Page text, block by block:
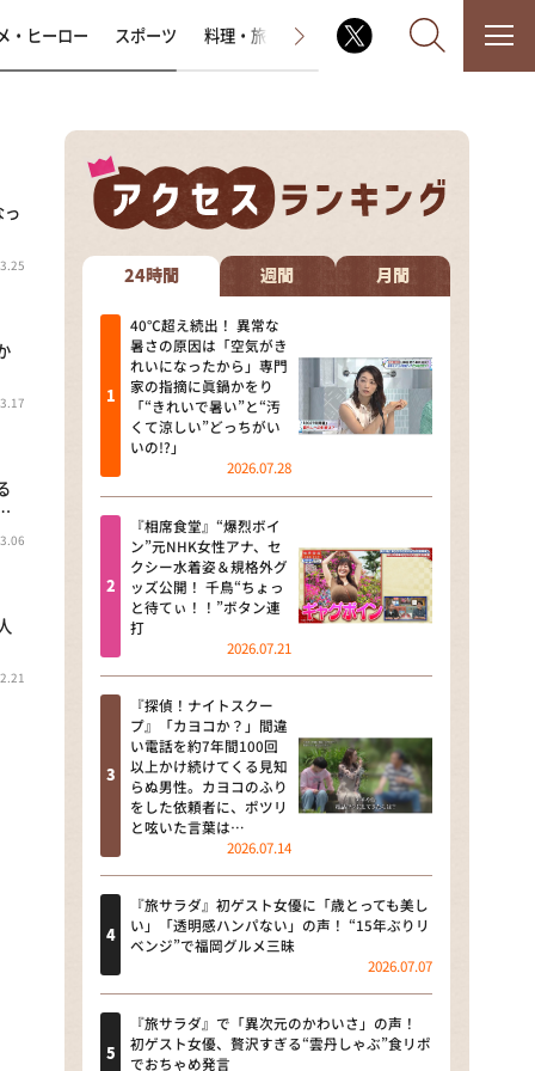
なるみ・岡村の過ぎるTV
相席食堂
これ余談なんですけど・・・
～人生密着トークバラエティ！
～ やすとものいたって真剣です
探偵！ナイトスクープ
news おかえり
河合＆A.B.C-Z塚田×福井アナ
「なんでやねん！？」（news お
かえり）
DAIGOも台所 ～きょうの献立 何
にする？～
本日はダイアンなり！シーズン２
朝だ！生です旅サラダ
教えて！ニュースライブ 正義の
ミカタ
ＬＩＦＥ～夢のカタチ～
新婚さんいらっしゃい！
ザキ山小屋本館
・ヒーロー スポーツ 料理・旅 ラジオ番組 その他
24時間 週間 月間
40℃超え続出！ 異常な
暑さの原因は「空気がき
れいになったから」専門
家の指摘に眞鍋かをり
「“きれいで暑い”と“汚
くて涼しい”どっちがい
いの!?」
2026.07.28
『相席食堂』“爆烈ボイ
ン”元NHK女性アナ、セ
クシー水着姿＆規格外グ
ッズ公開！ 千鳥“ちょっ
と待てぃ！！”ボタン連
打
2026.07.21
『探偵！ナイトスクー
プ』「カヨコか？」間違
い電話を約7年間100回
以上かけ続けてくる見知
らぬ男性。カヨコのふり
をした依頼者に、ポツリ
と呟いた言葉は…
2026.07.14
『旅サラダ』初ゲスト女優に「歳とっても美し
い」「透明感ハンパない」の声！ “15年ぶりリ
ベンジ”で福岡グルメ三昧
2026.07.07
『旅サラダ』で「異次元のかわいさ」の声！
初ゲスト女優、贅沢すぎる“雲丹しゃぶ”食リポ
でおちゃめ発言